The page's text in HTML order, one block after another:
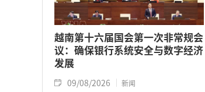
越南第十六届国会第一次非常规会
议：确保银行系统安全与数字经济
发展
09/08/2026 新闻